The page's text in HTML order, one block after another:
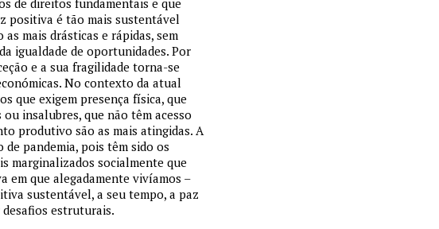
de direitos fundamentais e que
positiva é tão mais sustentável
mais drásticas e rápidas, sem
igualdade de oportunidades. Por
e a sua fragilidade torna-se
No contexto da atual
que exigem presença física, que
insalubres, que não têm acesso
produtivo são as mais atingidas. A
pandemia, pois têm sido os
marginalizados socialmente que
em que alegadamente vivíamos –
sustentável, a seu tempo, a paz
estruturais.